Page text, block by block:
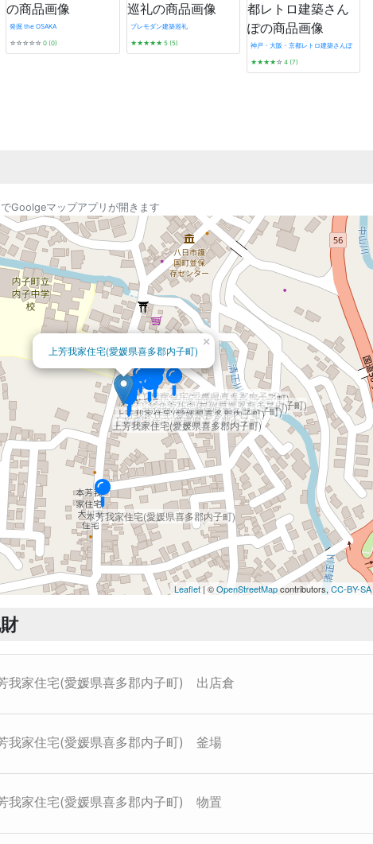
発掘 the OSAKA
☆☆☆☆☆ 0 (0)
プレモダン建築巡礼
★★★★★5 (5) 神戸・大阪・京都レトロ建築さんぽ
★★★★☆ 4 (7)
Goolgeマップアプリが開きます
上芳我家住宅(愛媛県喜多郡内子町)
上芳我家住宅(愛媛県喜多郡内子町)
上芳我家住宅(愛媛県喜多郡内子町)
上芳我家住宅(愛媛県喜多郡内子町)
上芳我家住宅(愛媛県喜多郡内子町)
上芳我家住宅(愛媛県喜多郡内子町)
上芳我家住宅(愛媛県喜多郡内子町)
上芳我家住宅(愛媛県喜多郡内子町)
上芳我家住宅(愛媛県喜多郡内子町)
本芳我家住宅(愛媛県喜多郡内子町)
上芳我家住宅(愛媛県喜多郡内子町)
×
Leaflet | ©OpenStreetMapcontributors, CC-BY-SA
我家住宅(愛媛県喜多郡内子町) 出店倉
我家住宅(愛媛県喜多郡内子町) 釜場
我家住宅(愛媛県喜多郡内子町) 物置